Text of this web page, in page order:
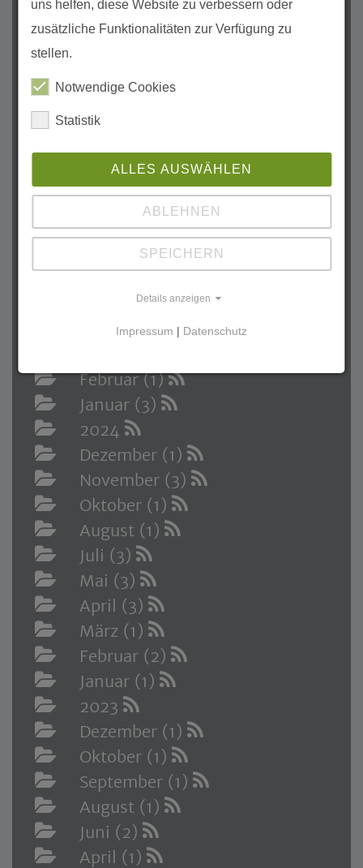
Juni (2)
April (1)
Januar (2)
2025
Oktober (1)
September (2)
August (2)
Mai (2)
April (2)
Februar (1)
Januar (3)
2024
Dezember (1)
November (3)
Oktober (1)
August (1)
Juli (3)
Mai (3)
April (3)
März (1)
Februar (2)
Januar (1)
2023
Dezember (1)
Oktober (1)
September (1)
August (1)
Juni (2)
April (1)
uns helfen, diese Website zu verbessern oder
zusätzliche Funktionalitäten zur Verfügung zu
stellen.
Notwendige Cookies
Statistik
ALLES AUSWÄHLEN
ABLEHNEN
SPEICHERN
Details anzeigen
Impressum | Datenschutz